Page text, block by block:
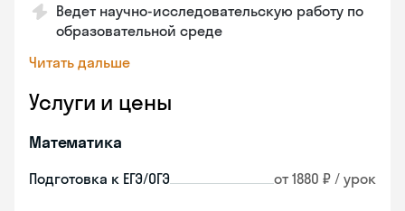
Ведет научно-исследовательскую работу по
образовательной среде
Читать дальше
Услуги и цены
Математика
Подготовка к ЕГЭ/ОГЭ от 1880 ₽ / урок